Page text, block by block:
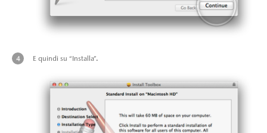
E quindi su “Installa”.